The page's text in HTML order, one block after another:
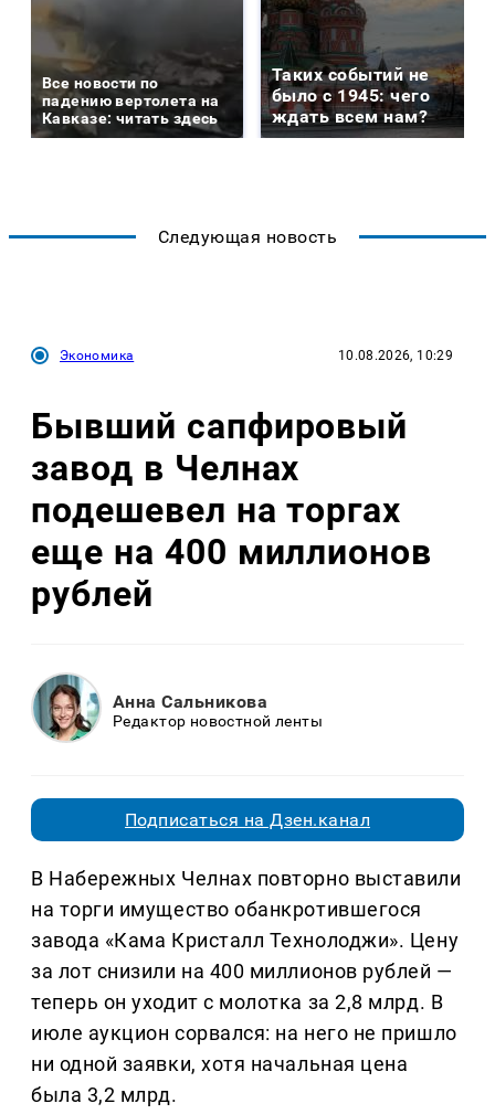
Все новости по
падению вертолета на
Кавказе: читать здесь
Таких событий не
было с 1945: чего
ждать всем нам?
Следующая новость
Экономика 10.08.2026, 10:29
Бывший сапфировый
завод в Челнах
подешевел на торгах
еще на 400 миллионов
рублей
Анна Сальникова
Редактор новостной ленты
Подписаться на Дзен.канал
В Набережных Челнах повторно выставили
на торги имущество обанкротившегося
завода «Кама Кристалл Технолоджи». Цену
за лот снизили на 400 миллионов рублей —
теперь он уходит с молотка за 2,8 млрд. В
июле аукцион сорвался: на него не пришло
ни одной заявки, хотя начальная цена
была 3,2 млрд.